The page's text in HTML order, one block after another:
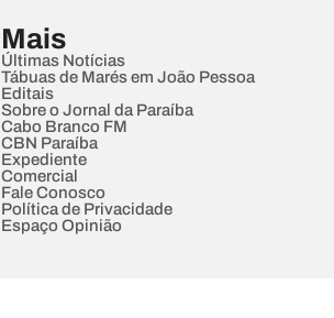
Mais
Últimas Notícias
Tábuas de Marés em João Pessoa
Editais
Sobre o Jornal da Paraíba
Cabo Branco FM
CBN Paraíba
Expediente
Comercial
Fale Conosco
Política de Privacidade
Espaço Opinião